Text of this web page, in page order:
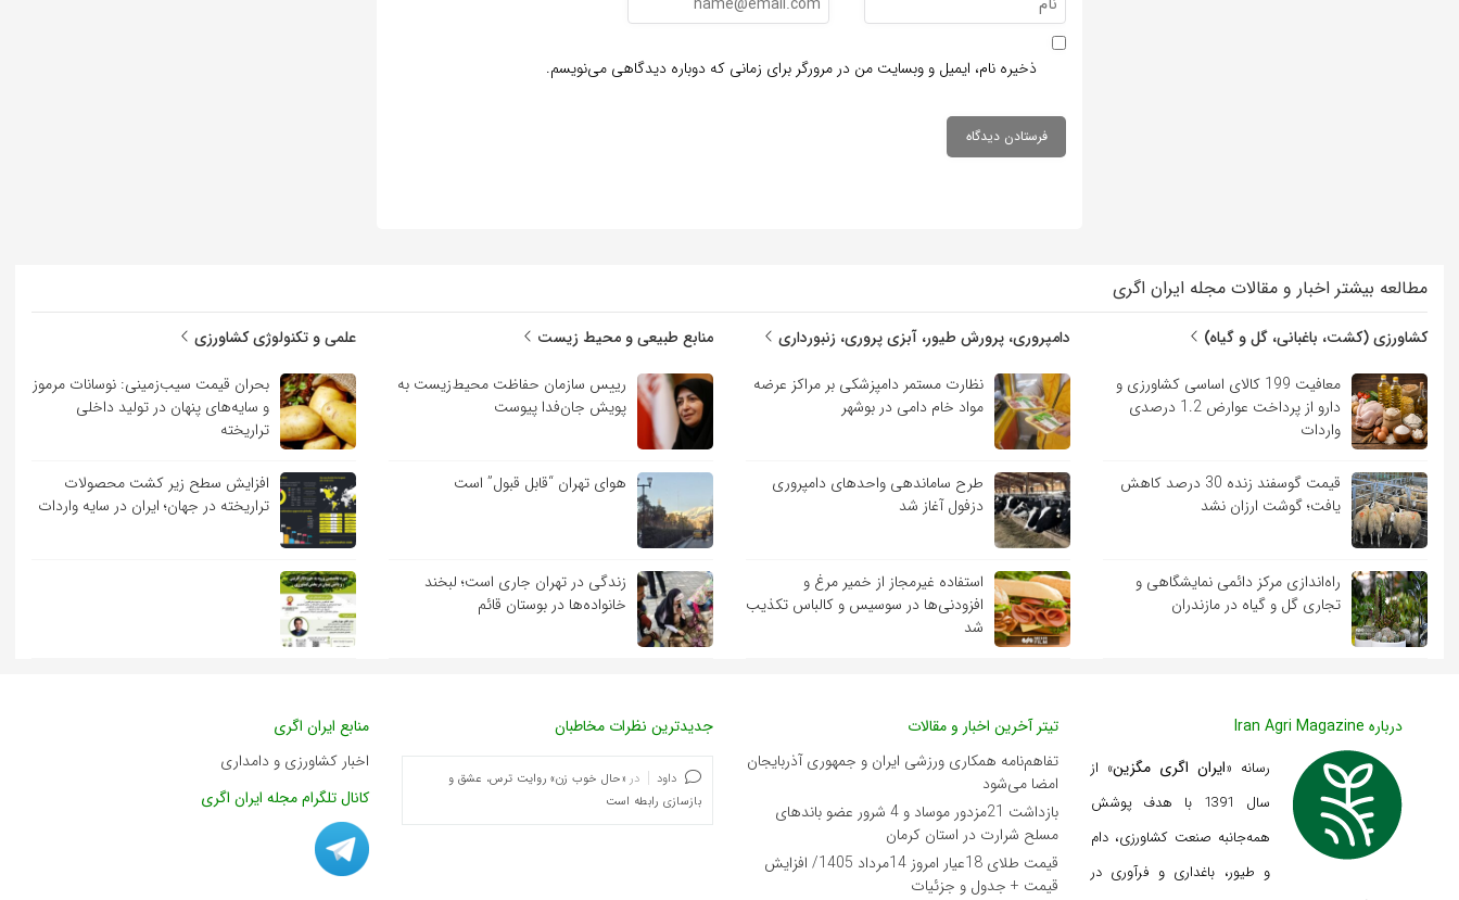
ذخیره نام، ایمیل و وبسایت من در مرورگر برای زمانی که دوباره دیدگاهی می‌نویسم.
مطالعه بیشتر اخبار و مقالات مجله ایران اگری
کشاورزی (کشت، باغبانی، گل و گیاه)
معافیت 199 کالای اساسی کشاورزی و
دارو از پرداخت عوارض 1.2 درصدی
واردات
قیمت گوسفند زنده 30 درصد کاهش
یافت؛ گوشت ارزان نشد
راه‌اندازی مرکز دائمی نمایشگاهی و
تجاری گل و گیاه در مازندران
دامپروری، پرورش طیور، آبزی پروری، زنبورداری
نظارت مستمر دامپزشکی بر مراکز عرضه
مواد خام دامی در بوشهر
طرح ساماندهی واحدهای دامپروری
دزفول آغاز شد
استفاده غیرمجاز از خمیر مرغ و
افزودنی‌ها در سوسیس و کالباس تکذیب
شد
منابع طبیعی و محیط زیست
رییس سازمان حفاظت محیط‌زیست به
پویش جان‌فدا پیوست
هوای تهران “قابل قبول” است
زندگی در تهران جاری است؛ لبخند
خانواده‌ها در بوستان قائم
علمی و تکنولوژی کشاورزی
بحران قیمت سیب‌زمینی: نوسانات مرموز
و سایه‌های پنهان در تولید داخلی
تراریخته
افزایش سطح زیر کشت محصولات
تراریخته در جهان؛ ایران در سایه واردات
درباره Iran Agri Magazine
رسانه «ایران اگری مگزین» از
سال 1391 با هدف پوشش
همه‌جانبه صنعت کشاورزی، دام
و طیور، باغداری و فرآوری در
تیتر آخرین اخبار و مقالات
تفاهم‌نامه همکاری ورزشی ایران و جمهوری آذربایجان
امضا می‌شود
بازداشت 21مزدور موساد و 4 شرور عضو باندهای
مسلح شرارت در استان کرمان
قیمت طلای 18عیار امروز 14مرداد 1405/ افزایش
قیمت + جدول و جزئیات
جدیدترین نظرات مخاطبان
داود در «حال خوب زن» روایت ترس، عشق و
بازسازی رابطه است
منابع ایران اگری
اخبار کشاورزی و دامداری
کانال تلگرام مجله ایران اگری